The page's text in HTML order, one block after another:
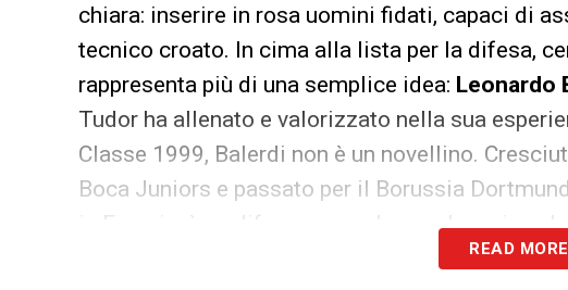
chiara: inserire in rosa uomini fidati, capaci di
tecnico croato. In cima alla lista per la difesa,
rappresenta più di una semplice idea: Leonardo
Tudor ha allenato e valorizzato nella sua
Classe 1999, Balerdi non è un novellino.
Boca Juniors e passato per il Borussia
in Francia, è un difensore moderno, che unisce
tecniche importanti. Fisico roccioso, abile nel
READ MORE